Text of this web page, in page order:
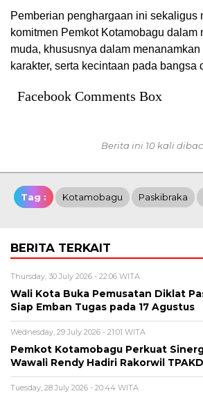
Pemberian penghargaan ini sekaligus
komitmen Pemkot Kotamobagu dalam
muda, khususnya dalam
karakter, serta kecintaan pada bangsa
Facebook Comments Box
Berita ini 10 kali
Tag : Kotamobagu Paskibraka
BERITA TERKAIT
Thursday, 30 July 2026 - 22:06 WITA
Wali Kota Buka Pemusatan Diklat
Siap Emban Tugas pada 17 Agustus
Wednesday, 29 July 2026 - 21:01 WITA
Pemkot Kotamobagu Perkuat
Wawali Rendy Hadiri Rakorwil
Tuesday, 28 July 2026 - 20:44 WITA